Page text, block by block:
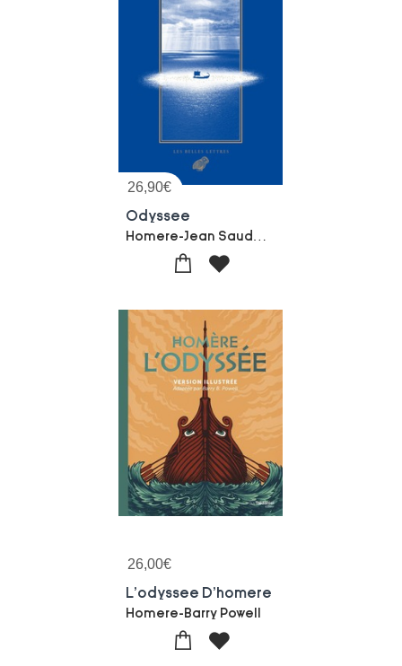
26,90€
Odyssee
26,00€
L'odyssee D'homere
Homere-Barry Powell